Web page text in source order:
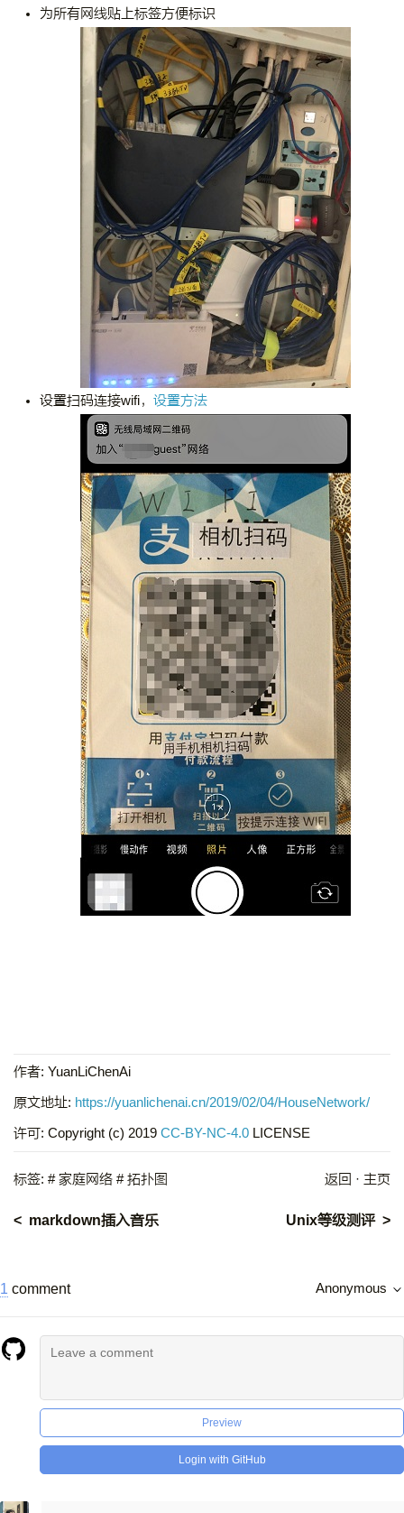
为所有网线贴上标签方便标识
设置扫码连接wifi， 设置方法
作者: YuanLiChenAi
原文地址: https://yuanlichenai.cn/2019/02/04/HouseNetwork/
许可: Copyright (c) 2019 CC-BY-NC-4.0LICENSE
标签: # 家庭网络 # 拓扑图 返回 · 主页
markdown插入音乐 Unix等级测评
1 comment Anonymous
Preview
Login with GitHub